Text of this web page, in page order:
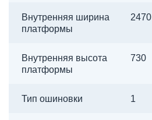
Внутренняя ширина
платформы
2470
Внутренняя высота
платформы
730
Тип ошиновки 1